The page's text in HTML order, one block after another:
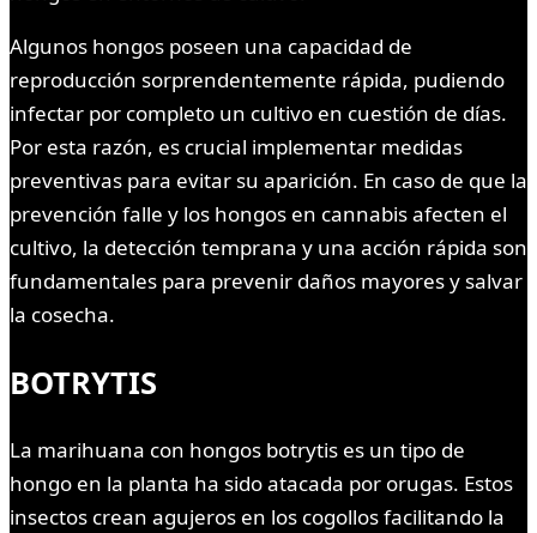
Algunos hongos poseen una capacidad de
reproducción sorprendentemente rápida, pudiendo
infectar por completo un cultivo en cuestión de días.
Por esta razón, es crucial implementar medidas
preventivas para evitar su aparición. En caso de que la
prevención falle y los hongos en cannabis afecten el
cultivo, la detección temprana y una acción rápida son
fundamentales para prevenir daños mayores y salvar
la cosecha.
BOTRYTIS
La marihuana con hongos botrytis es un tipo de
hongo en la planta ha sido atacada por orugas. Estos
insectos crean agujeros en los cogollos facilitando la